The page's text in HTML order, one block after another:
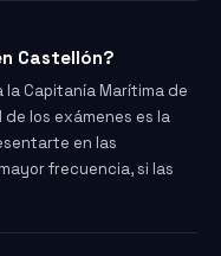
Castellón?
la Capitanía Marítima de
los exámenes es la
en las
frecuencia, si las